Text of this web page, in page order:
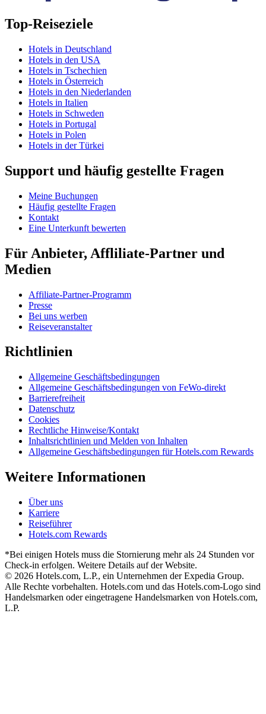
Top-Reiseziele
Hotels in Deutschland
Hotels in den USA
Hotels in Tschechien
Hotels in Österreich
Hotels in den Niederlanden
Hotels in Italien
Hotels in Schweden
Hotels in Portugal
Hotels in Polen
Hotels in der Türkei
Support und häufig gestellte Fragen
Meine Buchungen
Häufig gestellte Fragen
Kontakt
Eine Unterkunft bewerten
Für Anbieter, Affliliate-Partner und
Medien
Affiliate-Partner-Programm
Presse
Bei uns werben
Reiseveranstalter
Richtlinien
Allgemeine Geschäftsbedingungen
Allgemeine Geschäftsbedingungen von FeWo-direkt
Barrierefreiheit
Datenschutz
Cookies
Rechtliche Hinweise/Kontakt
Inhaltsrichtlinien und Melden von Inhalten
Allgemeine Geschäftsbedingungen für Hotels.com Rewards
Weitere Informationen
Über uns
Karriere
Reiseführer
Hotels.com Rewards
*Bei einigen Hotels muss die Stornierung mehr als 24 Stunden vor
Check-in erfolgen. Weitere Details auf der Website.
© 2026 Hotels.com, L.P., ein Unternehmen der Expedia Group.
Alle Rechte vorbehalten. Hotels.com und das Hotels.com-Logo sind
Handelsmarken oder eingetragene Handelsmarken von Hotels.com,
L.P.